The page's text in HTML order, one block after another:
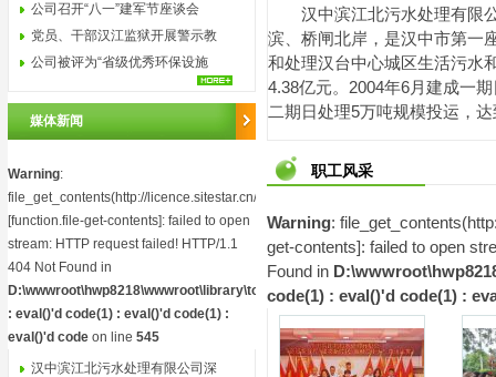
暖
公司召开“八一”建军节座谈会
党员、干部汉江监狱开展警示教
育
公司被评为“省级优秀环保设施
媒体新闻
Warning:
file_get_contents(http://licence.sitestar.cn/isping.php)
[function.file-get-contents]: failed to open
stream: HTTP request failed! HTTP/1.1
404 Not Found in
D:\wwwroot\hwp8218\wwwroot\library\toolkit.php(2)
: eval()'d code(1) : eval()'d code(1) :
eval()'d code on line 545
汉中滨江北污水处理有限公司深
汉中滨江北污水处理有限公
滨、桥闸北岸，是汉中市第一
和处理汉台中心城区生活污水
4.38亿元。2004年6月建成一
二期日处理5万吨规模投运，
职工风采
Warning:
get-contents]: failed to open
Found in
code(1) : eval()'d code(1) :